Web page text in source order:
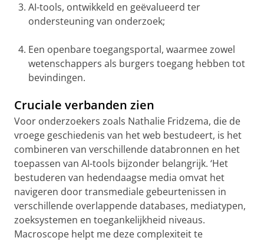
AI-tools, ontwikkeld en geëvalueerd ter
ondersteuning van onderzoek;
Een openbare toegangsportal, waarmee zowel
wetenschappers als burgers toegang hebben tot
bevindingen.
Cruciale verbanden zien
Voor onderzoekers zoals Nathalie Fridzema, die de
vroege geschiedenis van het web bestudeert, is het
combineren van verschillende databronnen en het
toepassen van AI-tools bijzonder belangrijk. ‘Het
bestuderen van hedendaagse media omvat het
navigeren door transmediale gebeurtenissen in
verschillende overlappende databases, mediatypen,
zoeksystemen en toegankelijkheid niveaus.
Macroscope helpt me deze complexiteit te